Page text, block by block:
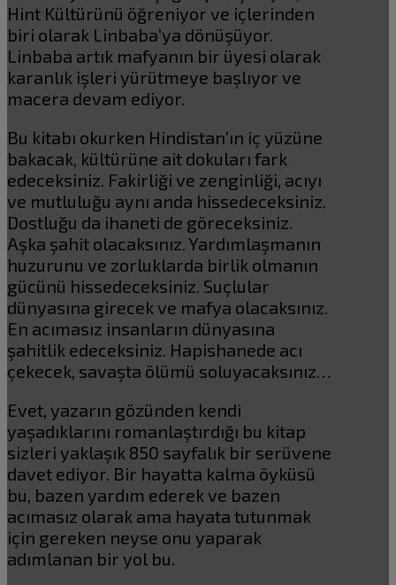
Hint Kültürünü öğreniyor ve içlerinden
biri olarak Linbaba’ya dönüşüyor.
Linbaba artık mafyanın bir üyesi olarak
karanlık işleri yürütmeye başlıyor ve
macera devam ediyor.
Bu kitabı okurken Hindistan’ın iç yüzüne
bakacak, kültürüne ait dokuları fark
edeceksiniz. Fakirliği ve zenginliği, acıyı
ve mutluluğu aynı anda hissedeceksiniz.
Dostluğu da ihaneti de göreceksiniz.
Aşka şahit olacaksınız. Yardımlaşmanın
huzurunu ve zorluklarda birlik olmanın
gücünü hissedeceksiniz. Suçlular
dünyasına girecek ve mafya olacaksınız.
En acımasız insanların dünyasına
şahitlik edeceksiniz. Hapishanede acı
çekecek, savaşta ölümü soluyacaksınız…
Evet, yazarın gözünden kendi
yaşadıklarını romanlaştırdığı bu kitap
sizleri yaklaşık 850 sayfalık bir serüvene
davet ediyor. Bir hayatta kalma öyküsü
bu, bazen yardım ederek ve bazen
acımasız olarak ama hayata tutunmak
için gereken neyse onu yaparak
adımlanan bir yol bu.